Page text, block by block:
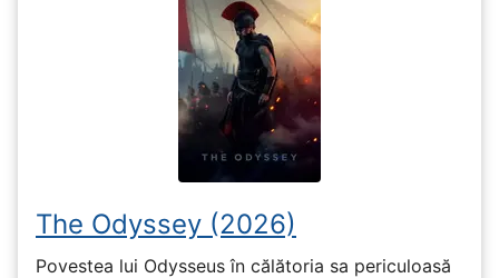
The Odyssey (2026)
Povestea lui Odysseus în călătoria sa periculoasă